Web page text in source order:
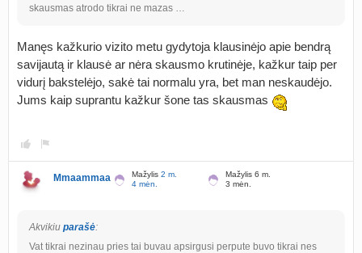
skausmas atrodo tikrai ne mazas …
Manęs kažkurio vizito metu gydytoja klausinėjo apie bendrą
savijautą ir klausė ar nėra skausmo krutinėje, kažkur taip per
vidurį bakstelėjo, sakė tai normalu yra, bet man neskaudėjo.
Jums kaip suprantu kažkur šone tas skausmas
Mmaammaa Mažylis 2 m.
4 mėn.
Mažylis 6 m.
3 mėn.
Akvikiu parašė:
Vat tikrai nezinau pries tai buvau apsirgusi perpute buvo tikrai nes